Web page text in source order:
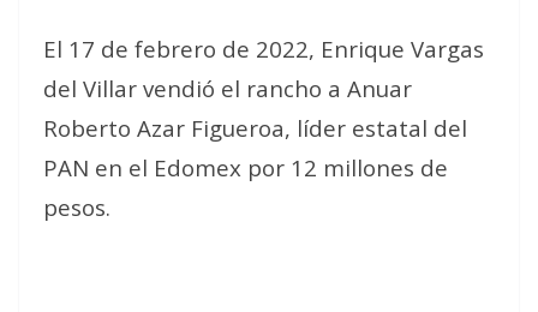
El 17 de febrero de 2022, Enrique Vargas
del Villar vendió el rancho a Anuar
Roberto Azar Figueroa, líder estatal del
PAN en el Edomex por 12 millones de
pesos.